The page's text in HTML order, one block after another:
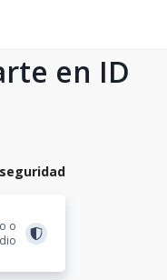
en ID
o